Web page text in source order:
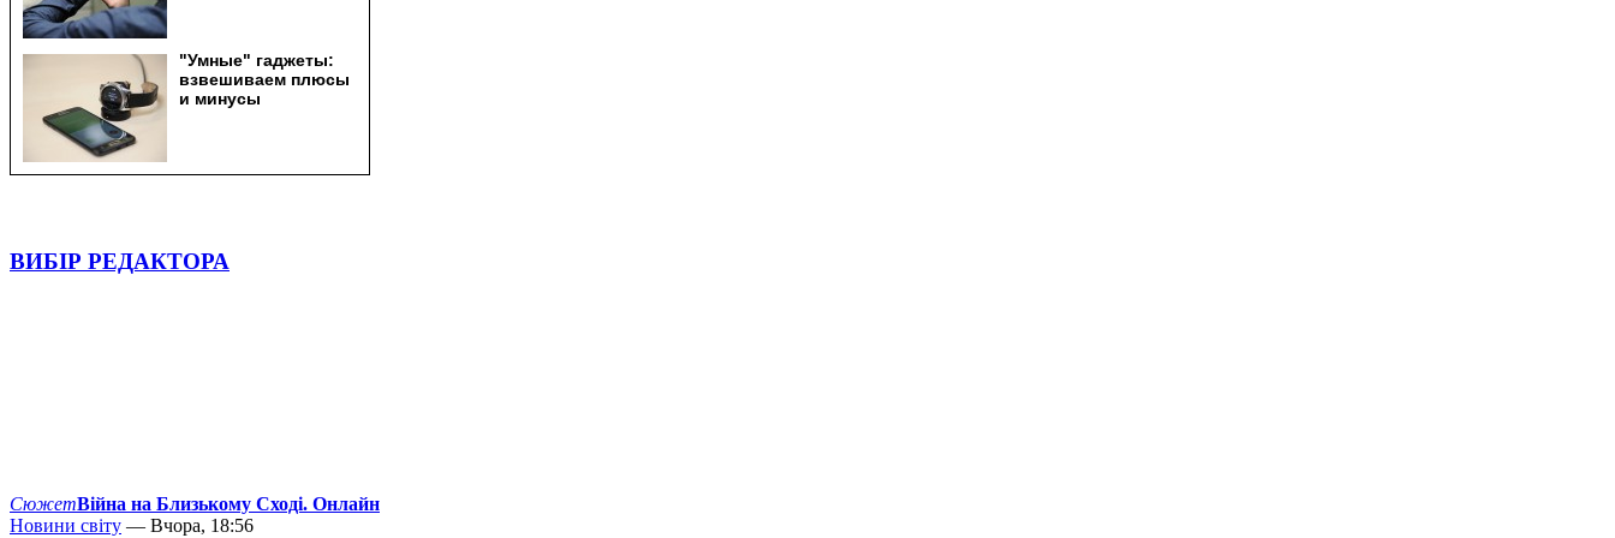
ВИБІР РЕДАКТОРА
СюжетВійна на Близькому Сході. Онлайн
Новини світу — Вчора, 18:56